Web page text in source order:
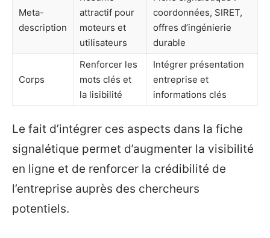
Meta-
description
attractif pour
moteurs et
utilisateurs
coordonnées, SIRET,
offres d’ingénierie
durable
Corps
Renforcer les
mots clés et
la lisibilité
Intégrer présentation
entreprise et
informations clés
Le fait d’intégrer ces aspects dans la fiche
signalétique permet d’augmenter la visibilité
en ligne et de renforcer la crédibilité de
l’entreprise auprès des chercheurs
potentiels.